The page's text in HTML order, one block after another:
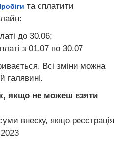
та сплатити
до 30.06;
з 01.07 по 30.07
Всі зміни можна
галявині.
якщо не можеш взяти
внеску, якщо реєстрація